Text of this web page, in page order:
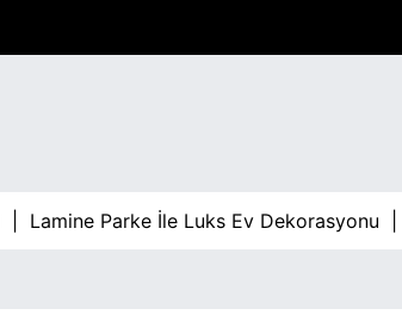
Parke İle Luks Ev Dekorasyonu |